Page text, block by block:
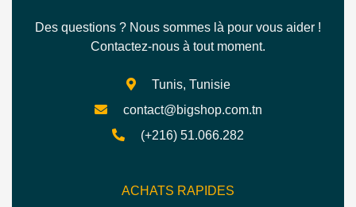
Des questions ? Nous sommes là pour vous aider !
Contactez-nous à tout moment.
Tunis, Tunisie
contact@bigshop.com.tn
(+216) 51.066.282
ACHATS RAPIDES